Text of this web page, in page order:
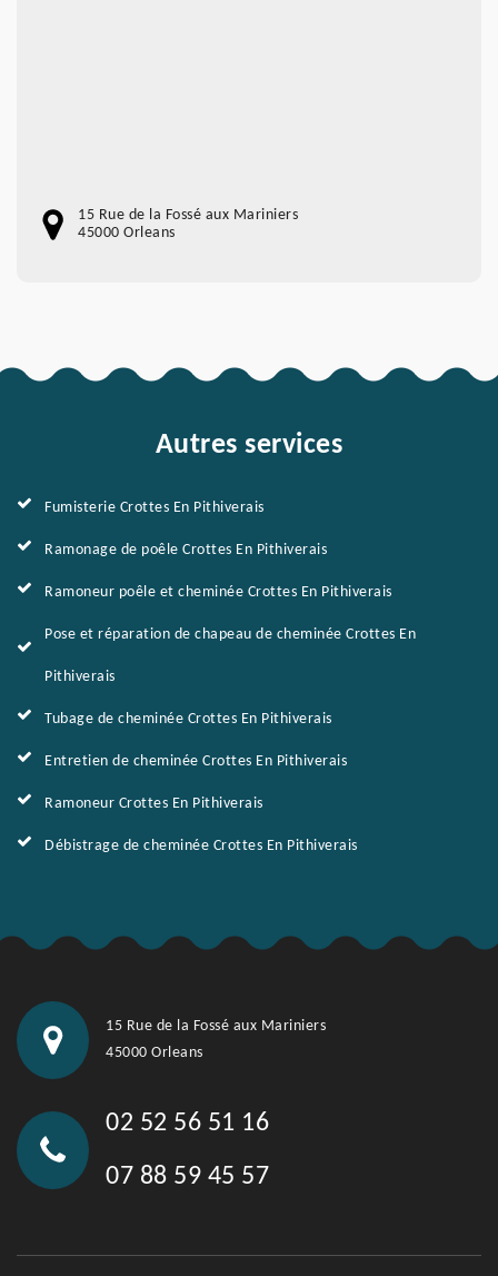
15 Rue de la Fossé aux Mariniers
45000 Orleans
Autres services
Fumisterie Crottes En Pithiverais
Ramonage de poêle Crottes En Pithiverais
Ramoneur poêle et cheminée Crottes En Pithiverais
Pose et réparation de chapeau de cheminée Crottes En
Pithiverais
Tubage de cheminée Crottes En Pithiverais
Entretien de cheminée Crottes En Pithiverais
Ramoneur Crottes En Pithiverais
Débistrage de cheminée Crottes En Pithiverais
15 Rue de la Fossé aux Mariniers
45000 Orleans
02 52 56 51 16
07 88 59 45 57